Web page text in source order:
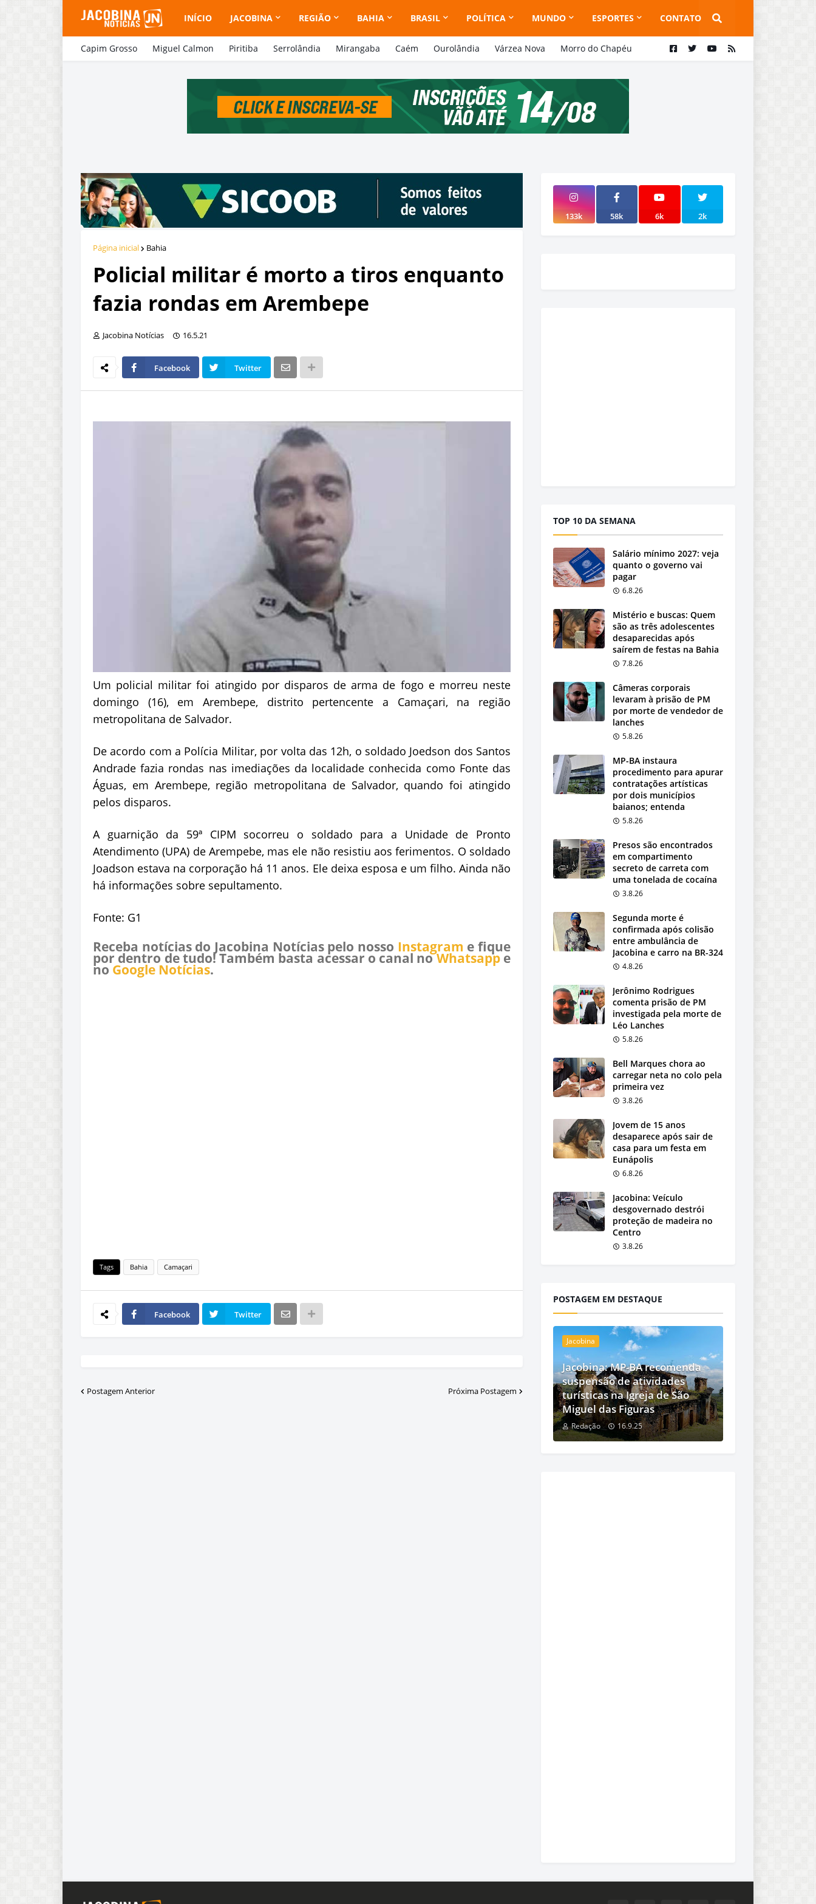
INÍCIO JACOBINA REGIÃO BAHIA BRASIL POLÍTICA MUNDO ESPORTES CONTATO
Capim Grosso Miguel Calmon Piritiba Serrolândia Mirangaba Caém Ourolândia Várzea Nova Morro do Chapéu
Página inicial Bahia
Policial militar é morto a tiros enquanto
fazia rondas em Arembepe
Jacobina Notícias 16.5.21
Facebook Twitter
Um policial militar foi atingido por disparos de arma de fogo e morreu neste
domingo (16), em Arembepe, distrito pertencente a Camaçari, na região
metropolitana de Salvador.
De acordo com a Polícia Militar, por volta das 12h, o soldado Joedson dos Santos
Andrade fazia rondas nas imediações da localidade conhecida como Fonte das
Águas, em Arembepe, região metropolitana de Salvador, quando foi atingido
pelos disparos.
A guarnição da 59ª CIPM socorreu o soldado para a Unidade de Pronto
Atendimento (UPA) de Arempebe, mas ele não resistiu aos ferimentos. O soldado
Joadson estava na corporação há 11 anos. Ele deixa esposa e um filho. Ainda não
há informações sobre sepultamento.
Fonte: G1
Receba notícias do Jacobina Notícias pelo nosso Instagram e fique
por dentro de tudo! Também basta acessar o canal noWhatsappe
no Google Notícias.
Tags Bahia Camaçari
Facebook Twitter
Postagem Anterior Próxima Postagem
133k 58k 6k 2k
TOP 10 DA SEMANA
Salário mínimo 2027: veja
quanto o governo vai
pagar
6.8.26
Mistério e buscas: Quem
são as três adolescentes
desaparecidas após
saírem de festas na Bahia
7.8.26
Câmeras corporais
levaram à prisão de PM
por morte de vendedor de
lanches
5.8.26
MP-BA instaura
procedimento para apurar
contratações artísticas
por dois municípios
baianos; entenda
5.8.26
Presos são encontrados
em compartimento
secreto de carreta com
uma tonelada de cocaína
3.8.26
Segunda morte é
confirmada após colisão
entre ambulância de
Jacobina e carro na BR-324
4.8.26
Jerônimo Rodrigues
comenta prisão de PM
investigada pela morte de
Léo Lanches
5.8.26
Bell Marques chora ao
carregar neta no colo pela
primeira vez
3.8.26
Jovem de 15 anos
desaparece após sair de
casa para um festa em
Eunápolis
6.8.26
Jacobina: Veículo
desgovernado destrói
proteção de madeira no
Centro
3.8.26
POSTAGEM EM DESTAQUE
Jacobina
Jacobina: MP-BA recomenda
suspensão de atividades
turísticas na Igreja de São
Miguel das Figuras
Redação 16.9.25